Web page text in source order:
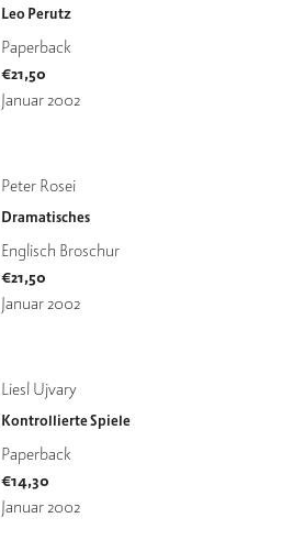
Leo Perutz
Paperback
€21,50
Januar 2002
Peter Rosei
Dramatisches
Englisch Broschur
€21,50
Januar 2002
Liesl Ujvary
Kontrollierte Spiele
Paperback
€14,30
Januar 2002